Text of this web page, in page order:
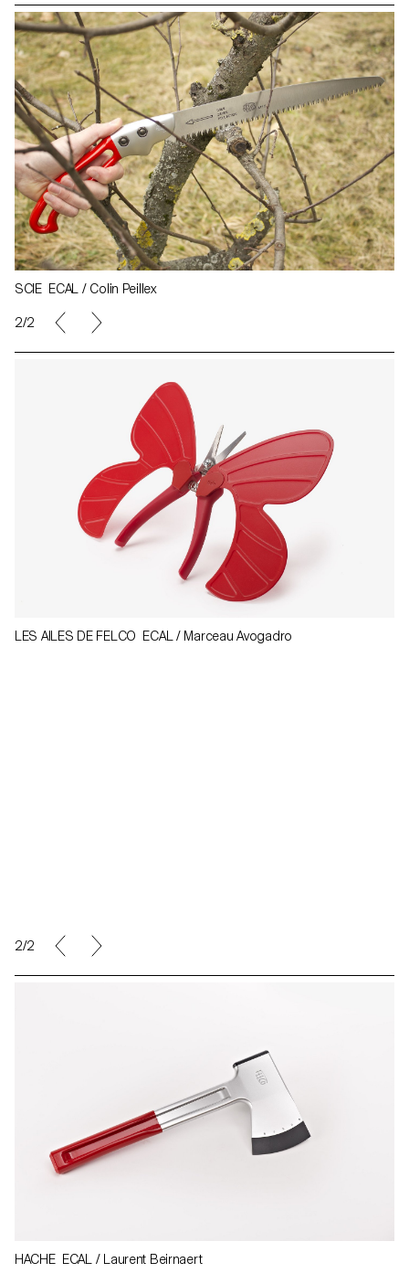
SCIE ECAL / Colin Peillex
2/2
LES AILES DE FELCO ECAL / Marceau Avogadro
2/2
HACHE ECAL / Laurent Beirnaert